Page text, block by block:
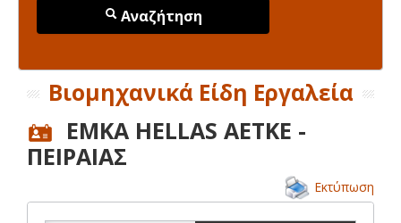
Αναζήτηση
Βιομηχανικά Είδη Εργαλεία
ΕΜΚΑ HELLAS ΑΕΤΚΕ -
ΠΕΙΡΑΙΑΣ
Εκτύπωση